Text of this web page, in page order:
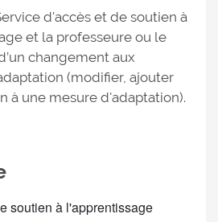
d'accès et de soutien à
et la professeure ou le
changement aux
(modifier, ajouter
à une mesure d'adaptation).
soutien à l'apprentissage